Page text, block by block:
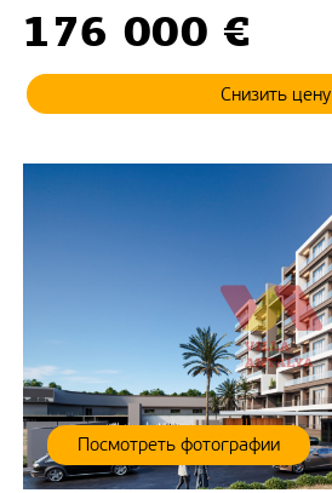
176 000 €
Снизить цену
Посмотреть фотографии